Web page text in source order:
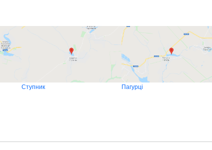
Ступник Пагурці